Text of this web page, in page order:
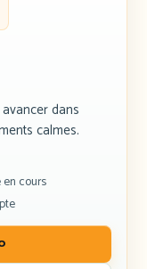
dans
calmes.
cours